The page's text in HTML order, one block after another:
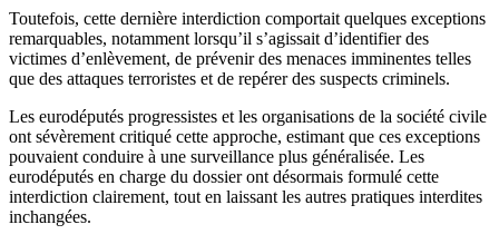
Toutefois, cette dernière interdiction comportait quelques exceptions
remarquables, notamment lorsqu’il s’agissait d’identifier des
victimes d’enlèvement, de prévenir des menaces imminentes telles
que des attaques terroristes et de repérer des suspects criminels.
Les eurodéputés progressistes et les organisations de la société civile
ont sévèrement critiqué cette approche, estimant que ces exceptions
pouvaient conduire à une surveillance plus généralisée. Les
eurodéputés en charge du dossier ont désormais formulé cette
interdiction clairement, tout en laissant les autres pratiques interdites
inchangées.